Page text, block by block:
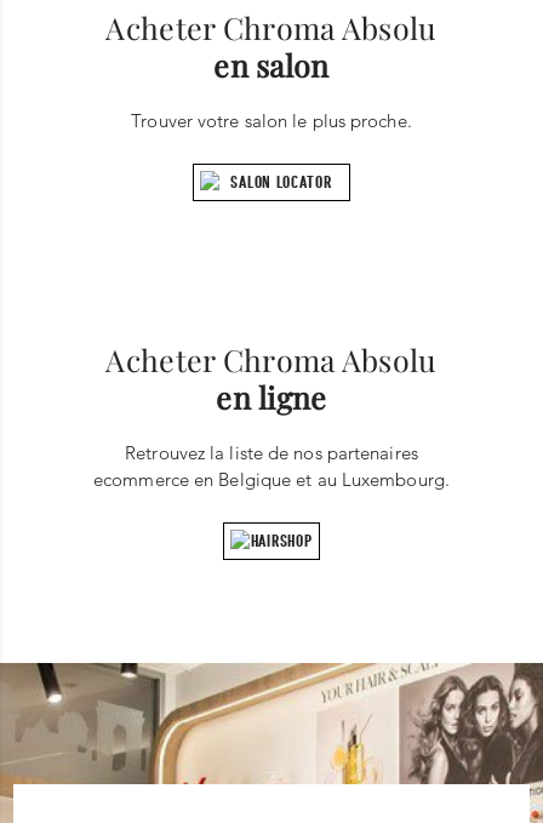
Acheter Chroma Absolu
en salon
Trouver votre salon le plus proche.
Acheter Chroma Absolu
en ligne
Retrouvez la liste de nos partenaires
ecommerce en Belgique et au Luxembourg.